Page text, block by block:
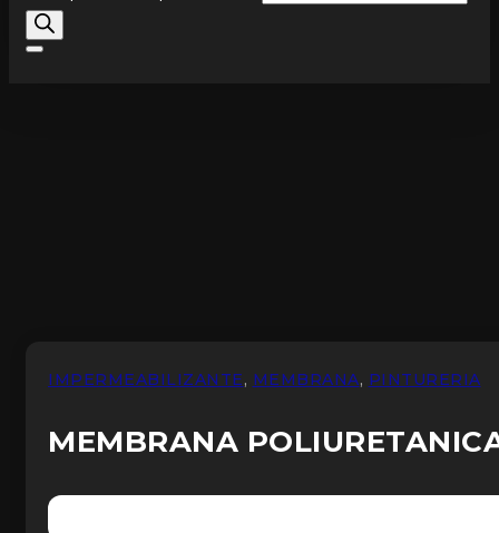
IMPERMEABILIZANTE, MEMBRANA, PINTURERIA
MEMBRANA